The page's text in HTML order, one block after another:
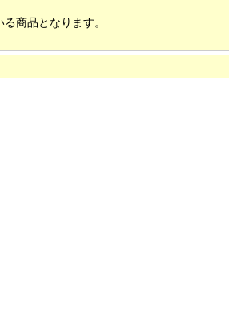
商品となります。